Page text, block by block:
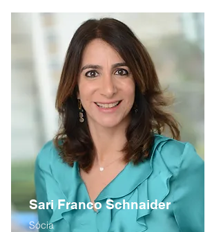
Sari Franco Schnaider
Sócia